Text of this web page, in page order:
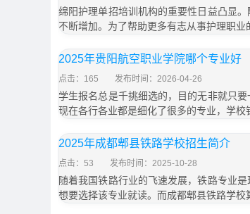
绵阳护理单招培训机构的重要性日益凸显
不断增加。为了帮助更多有志从事护理职业
2025年贵阳航空职业学院哪个专业好
点击：165 发布时间：2026-04-26
学生报名总是千挑细选的，目的无非就只
现在各行各业都是细化了很多的专业，学校
2025年成都郫县铁路学校招生简介
点击：53 发布时间：2025-10-28
随着我国铁路行业的飞速发展，铁路专业
想要选择该专业就读。而成都郫县铁路学校